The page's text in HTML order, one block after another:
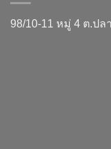
98/10-11 หมู่ 4 ต.ปล